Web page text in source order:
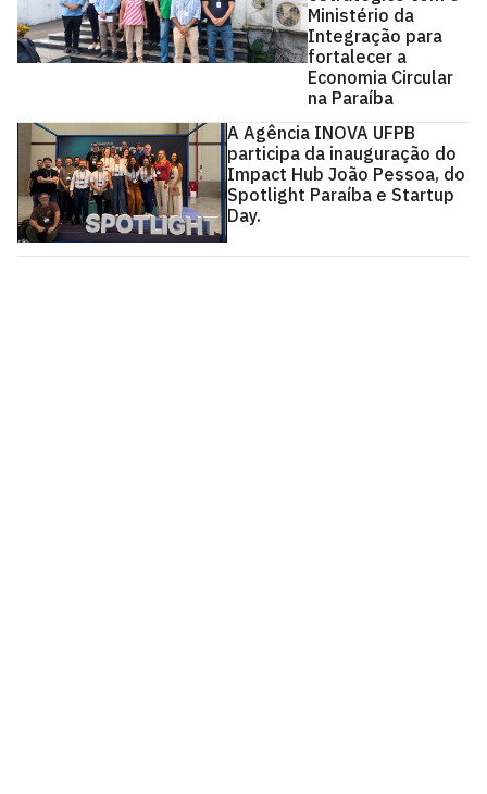
Ministério da
Integração para
fortalecer a
Economia Circular
na Paraíba
A Agência INOVA UFPB
participa da inauguração do
Impact Hub João Pessoa, do
Spotlight Paraíba e Startup
Day.